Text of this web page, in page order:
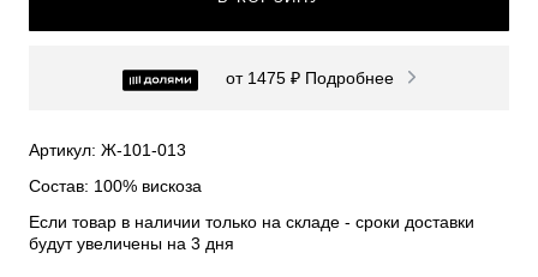
от 1475 ₽ Подробнее
Артикул: Ж-101-013
Состав: 100% вискоза
Если товар в наличии только на складе - сроки доставки
будут увеличены на 3 дня
СМОТРЕТЬ ВСЕ